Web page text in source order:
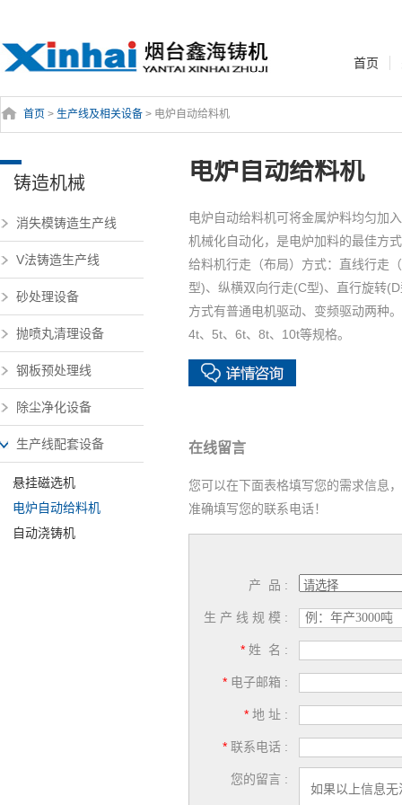
首页
首页 > 生产线及相关设备 > 电炉自动给料机
铸造机械
消失模铸造生产线
V法铸造生产线
砂处理设备
抛喷丸清理设备
钢板预处理线
除尘净化设备
生产线配套设备
悬挂磁选机
电炉自动给料机
自动浇铸机
电炉自动给料机
电炉自动给料机可将金属炉料均匀加
机械化自动化，是电炉加料的最佳方
给料机行走（布局）方式：直线行走
型)、纵横双向行走(C型)、直行旋转
方式有普通电机驱动、变频驱动两种
4t、5t、6t、8t、10t等规格。
在线留言
您可以在下面表格填写您的需求信息
准确填写您的联系电话！
产 品 :
生 产 线 规 模 :
* 姓 名 :
* 电子邮箱 :
* 地 址 :
* 联系电话 :
您的留言 :